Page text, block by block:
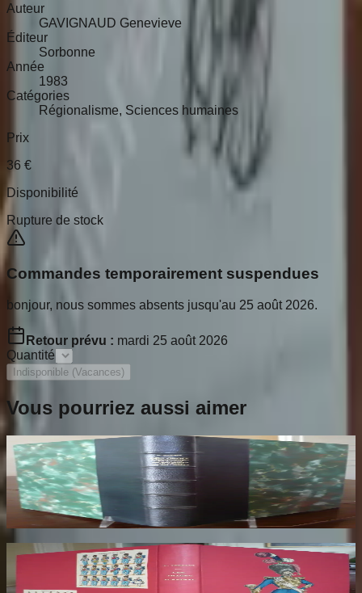
Auteur
GAVIGNAUD Genevieve
Éditeur
Sorbonne
Année
1983
Catégories
Régionalisme, Sciences humaines
Prix
36 €
Disponibilité
Rupture de stock
Commandes temporairement suspendues
bonjour, nous sommes absents jusqu'au 25 août 2026.
Retour prévu : mardi 25 août 2026
Quantité
Indisponible (Vacances)
Vous pourriez aussi aimer
Les Croix Limousines de la Fin du XIIe au
début du XIVe siècles
THOBY Paul
Les Images d'Epinal. Préface M Barrès.
Nouvelle édition